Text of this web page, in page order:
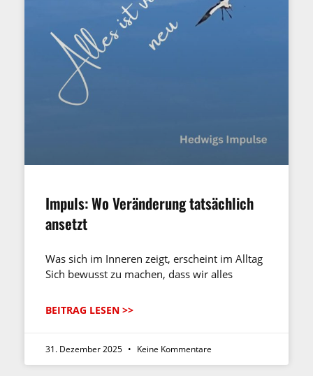
Impuls: Wo Veränderung tatsächlich
ansetzt
Was sich im Inneren zeigt, erscheint im Alltag
Sich bewusst zu machen, dass wir alles
BEITRAG LESEN >>
31. Dezember 2025 Keine Kommentare